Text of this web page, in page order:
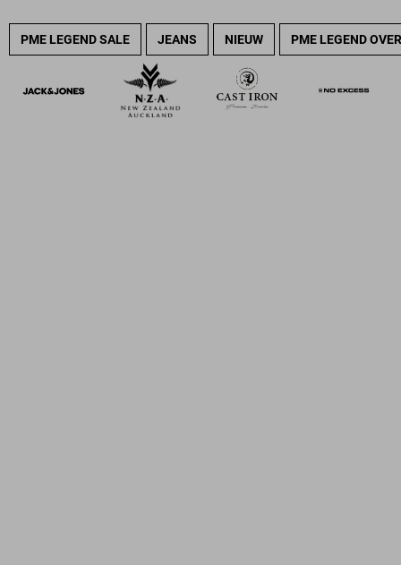
PME LEGEND SALE JEANS NIEUW PME LEGEND